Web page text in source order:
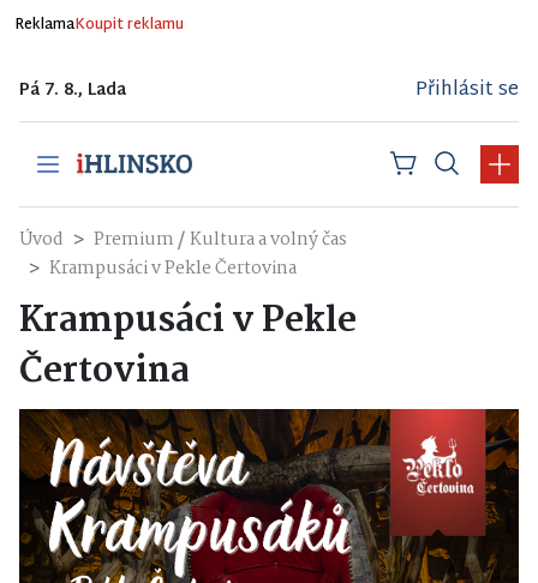
ReklamaKoupit reklamu
Pá 7. 8., Lada Přihlásit se
Úvod Premium/Kultura a volný čas
Krampusáci v Pekle Čertovina
Krampusáci v Pekle
Čertovina